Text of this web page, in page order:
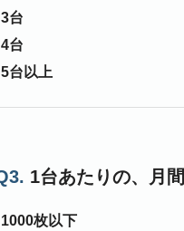
3台
4台
5台以上
1台あたりの、月
1000枚以下